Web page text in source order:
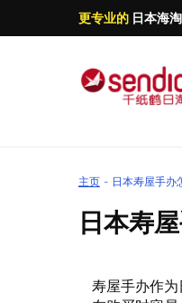
更专业的 日本海
主页 日本寿屋手办
日本寿
寿屋手办作